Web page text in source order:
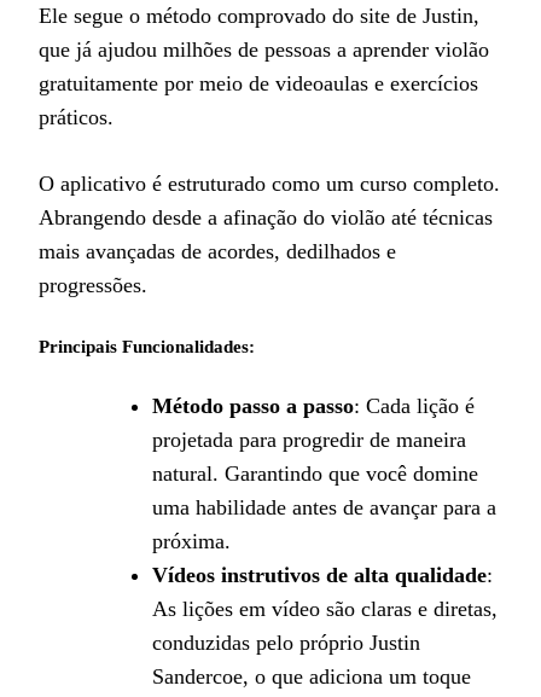
Ele segue o método comprovado do site de Justin,
que já ajudou milhões de pessoas a aprender violão
gratuitamente por meio de videoaulas e exercícios
práticos.
O aplicativo é estruturado como um curso completo.
Abrangendo desde a afinação do violão até técnicas
mais avançadas de acordes, dedilhados e
progressões.
Principais Funcionalidades:
Método passo a passo: Cada lição é
projetada para progredir de maneira
natural. Garantindo que você domine
uma habilidade antes de avançar para a
próxima.
Vídeos instrutivos de alta qualidade:
As lições em vídeo são claras e diretas,
conduzidas pelo próprio Justin
Sandercoe, o que adiciona um toque